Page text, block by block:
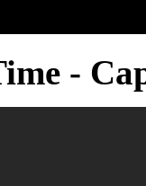
-